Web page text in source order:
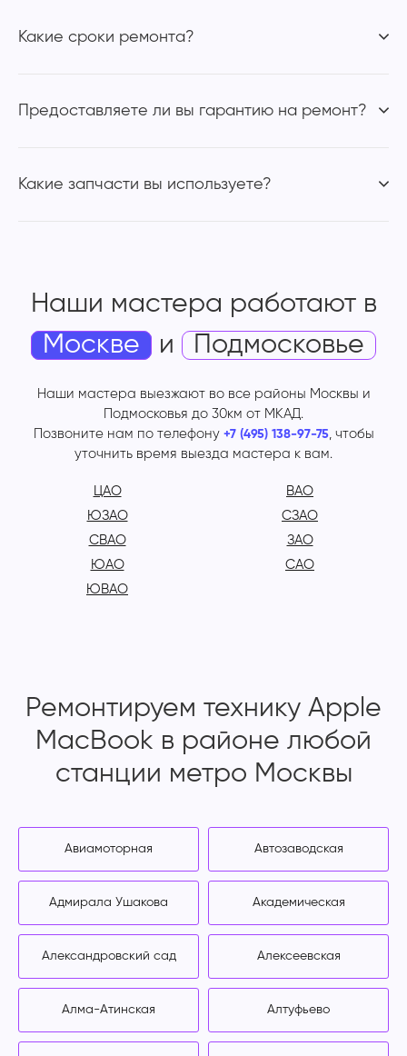
Какие сроки ремонта?
Предоставляете ли вы гарантию на ремонт?
Какие запчасти вы используете?
Наши мастера работают в
Москве
и Подмосковье
Наши мастера выезжают во все районы Москвы и
Подмосковья до 30км от МКАД.
Позвоните нам по телефону +7 (495) 138-97-75, чтобы
уточнить время выезда мастера к вам.
ЦАО
ЮЗАО
СВАО
ЮАО
ЮВАО
ВАО
СЗАО
ЗАО
САО
Ремонтируем технику Apple
MacBook в районе любой
станции метро Москвы
Авиамоторная Автозаводская
Адмирала Ушакова Академическая
Александровский сад Алексеевская
Алма-Атинская Алтуфьево